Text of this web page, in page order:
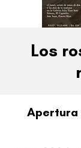
Los
Apertura